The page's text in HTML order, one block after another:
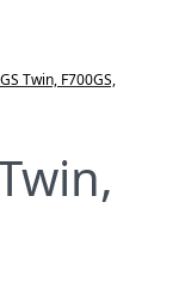
Twin, F700GS,